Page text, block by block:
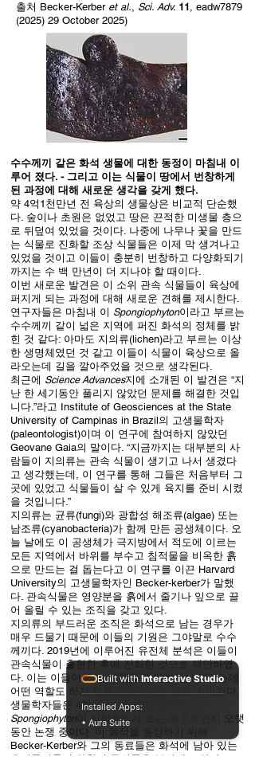
출처 Becker-Kerber et al., Sci. Adv. 11 , eadw7879
(2025) 29 October 2025)
수수께끼 같은 화석 생물에 대한 동정이 마침내 이
루어 졌다. - 그리고 이는 식물이 땅에서 번창하게
된 과정에 대해 새로운 생각을 갖게 했다.
약 4억1천만년 전 육상의 생물상은 비교적 단순했
다. 숲이나 초원은 없었고 땅은 끈적한 미생물 층으
로 뒤덮여 있었을 것이다. 나중에 나무나 꽃을 만드
는 식물로 진화할 조상 식물들은 이제 막 생겨나고
있었을 것이고 이들이 충분히 번창하고 다양화되기
까지는 수 백 만년이 더 지나야 할 때이다.
이번 새로운 발견은 이 소위 관속 식물들이 육상에
퍼지게 되는 과정에 대해 새로운 견해를 제시한다.
연구자들은 마침내 이 Spongiophyton이라고 부르는
수수께끼 같이 넓은 지역에 퍼진 화석의 정체를 밝
힌 것 같다: 아마도 지의류(lichen)라고 부르는 이상
한 생명체였던 것 같고 이들이 식물이 육상으로 올
라오는데 길을 깔아주었을 것으로 생각된다.
최근에 Science Advances지에 소개된 이 발견은 “지
난 한 세기동안 풀리지 않았던 문제를 해결한 것입
니다.”라고 Institute of Geosciences at the State
University of Campinas in Brazil의 고생물학자
(paleontologist)이며 이 연구에 참여하지 않았던
Geovane Gaia의 말이다. “지금까지는 대부분의 사
람들이 지의류는 관속 식물이 생기고 나서 생겼다
고 생각했는데, 이 연구를 통해 그들은 처음부터 그
곳에 있었고 식물들이 살 수 있게 육지를 준비 시켰
을 것입니다.”
지의류는 균류(fungi)와 광합성 해조류(algae) 또는
남조류(cyanobacteria)가 함께 만든 공생체이다. 오
늘 날에도 이 공생체가 극지방에서 적도에 이르는
모든 지역에서 바위를 부수고 침적물을 비옥한 흙
으로 만드는 걸 돕는다고 이 연구를 이끈 Harvard
University의 고생물학자인 Becker-kerber가 말했
다. 관속식물은 영양분을 흙에서 줄기나 잎으로 끌
어 올릴 수 있는 조직을 갖고 있다.
지의류의 부드러운 조직은 화석으로 남는 경우가
매우 드물기 때문에 이들의 기원은 그야말로 수수
께끼다. 2019년에 이루어진 유전체 분석은 이들이
관속식물이 출현한 후에 진화한 것으로 제안하였
다. 이는 이들이 초기 생물들이 육상에서 자라는데
어떤 역할도 하지 못했을 것이라는 점을 의미한다.
생물학자들은 4억1천여년 전에 번성했던
Spongiophyton
이 지의류인지 또는 해조류인지 오랫
동안 논쟁 중이다. 이 화석을 동정하기 위해
Becker-Kerber와 그의 동료들은 화석에 남아 있는
유기물질들의 화학적 특성들을 분석해 보았다. 그
Built with Interactive Studio
Installed Apps:
• Aura Suite